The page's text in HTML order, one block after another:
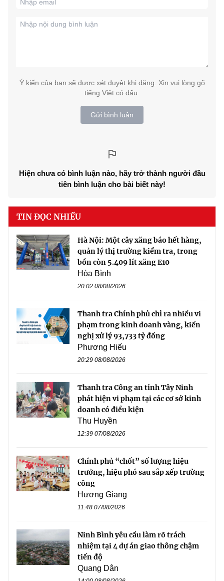
Ý kiến của bạn sẽ được xét duyệt khi đăng. Xin vui lòng gõ
tiếng Việt có dấu.
Gửi bình luận
Hiện chưa có bình luận nào, hãy trở thành người đầu
tiên bình luận cho bài biết này!
TIN ĐỌC NHIỀU
Hà Nội: Một cây xăng báo hết hàng,
quản lý thị trường kiểm tra, trong
bồn còn 5.409 lít xăng E10
Hòa Bình
20:02 08/08/2026
Thanh tra Chính phủ chỉ ra nhiều vi
phạm trong kinh doanh vàng, kiến
nghị xử lý 93,733 tỷ đồng
Phương Hiếu
20:29 08/08/2026
Thanh tra Công an tỉnh Tây Ninh
phát hiện vi phạm tại các cơ sở kinh
doanh có điều kiện
Thu Huyền
12:39 07/08/2026
Chính phủ “chốt” số lượng hiệu
trưởng, hiệu phó sau sắp xếp trường
công
Hương Giang
11:48 07/08/2026
Ninh Bình yêu cầu làm rõ trách
nhiệm tại 4 dự án giao thông chậm
tiến độ
Quang Dân